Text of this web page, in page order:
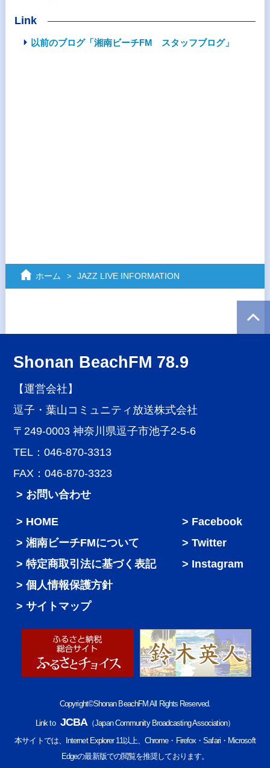
Link
以前のブログ「湘南ビーチFM スタッフブログ」
ホーム JAZZ LIVE INFORMATION
Shonan BeachFM 78.9
【運営会社】
逗子・葉山コミュニティ放送株式会社
〒249-0003 神奈川県逗子市池子2-5-6
TEL：046-870-3313
FAX：046-870-3323
> お問い合わせ
HOME
湘南ビーチFMについて
特定商取引法に基づく表記
個人情報保護方針
サイトマップ
Facebook
Twitter
Instagram
Copyright©Shonan BeachFM All Rights Reserved.
Link to JCBA（Japan Community Broadcasting Association）
本サイトでは、Internet Explorer 11以上、Chrome・Firefox・Safari・Microsoft
Edgeの最新版での閲覧を推奨しております。